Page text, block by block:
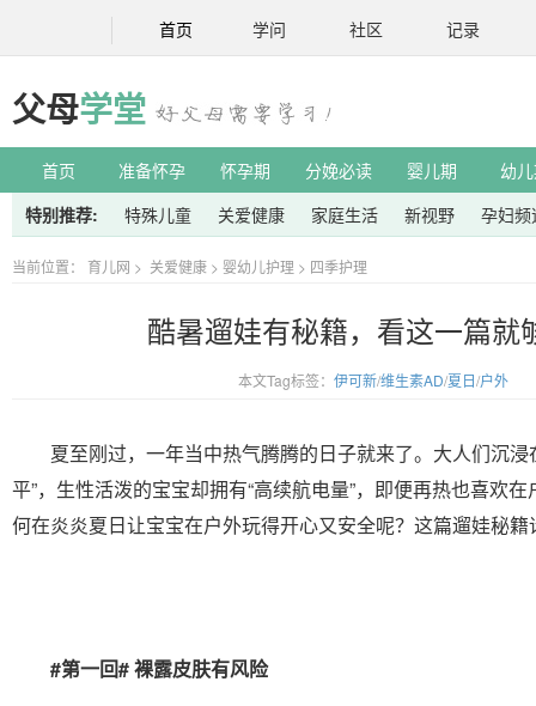
首页 学问 社区 记录
父母学堂
首页 准备怀孕 怀孕期 分娩必读 婴儿期
幼
特别推荐:
特殊儿童 关爱健康 家庭生活 新视野 孕妇频
当前位置： 育儿网 > 关爱健康 > 婴幼儿护理 > 四季护理
酷暑遛娃有秘籍，看这一篇就
本文Tag标签： 伊可新/维生素AD/夏日/户外
夏至刚过，一年当中热气腾腾的日子就来了。大人们沉浸
平”，生性活泼的宝宝却拥有“高续航电量”，即便再热也喜欢
何在炎炎夏日让宝宝在户外玩得开心又安全呢？这篇遛娃秘籍
#第一回# 裸露皮肤有风险